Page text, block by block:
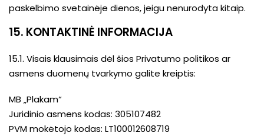
paskelbimo svetainėje dienos, jeigu nenurodyta kitaip.
15. KONTAKTINĖ INFORMACIJA
15.1. Visais klausimais dėl šios Privatumo politikos ar
asmens duomenų tvarkymo galite kreiptis:
MB „Plakam“
Juridinio asmens kodas: 305107482
PVM mokėtojo kodas: LT100012608719